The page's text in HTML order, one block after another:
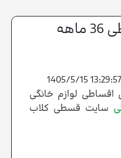
شرایط فروش اقساطی 36 ماهه
1405/5/15 13:29:57
لوازم خانگی
سایت قسطی کلاب